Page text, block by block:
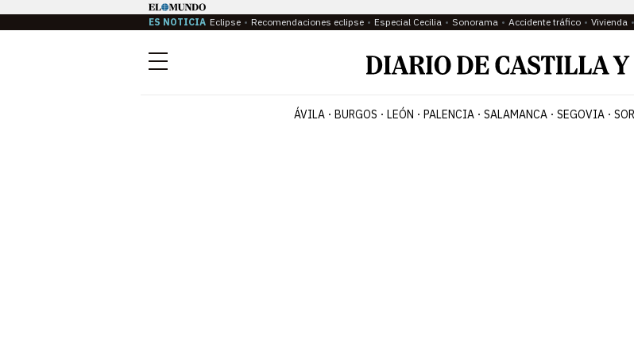
ES NOTICIA Eclipse Recomendaciones eclipse Especial Cecilia Sonorama Accidente tráfico Vivienda
Menú
ÁVILA BURGOS LEÓN PALENCIA SALAMANCA SEGOVIA